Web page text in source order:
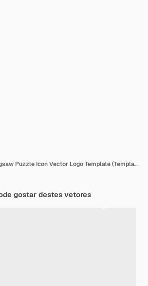
Heart Love Jigsaw Puzzle Icon Vector Logo Template (Template de Logotipo de Iconagem do Amor do Coração)
gostar destes vetores